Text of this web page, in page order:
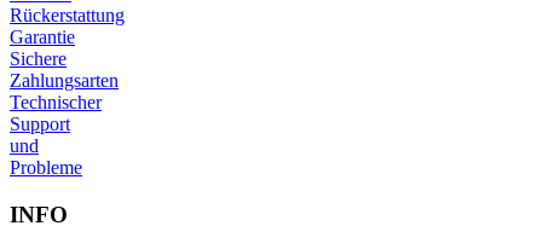
Rückerstattung
Garantie
Sichere
Zahlungsarten
Technischer
Support
und
Probleme
INFO